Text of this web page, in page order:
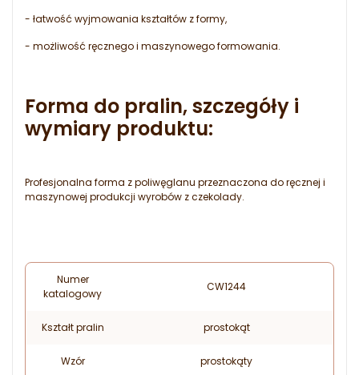
- łatwość wyjmowania kształtów z formy,
- możliwość ręcznego i maszynowego formowania.
Forma do pralin, szczegóły i
wymiary produktu:
Profesjonalna forma z poliwęglanu przeznaczona do ręcznej i
maszynowej produkcji wyrobów z czekolady.
Numer
katalogowy
CW1244
Kształt pralin prostokąt
Wzór prostokąty